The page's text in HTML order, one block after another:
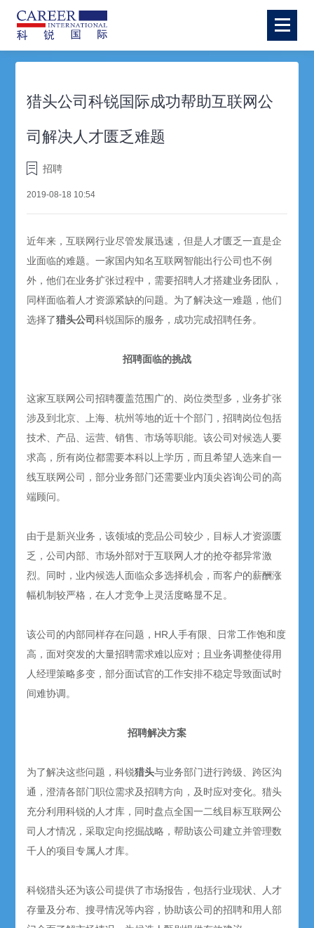
猎头公司科锐国际成功帮助互联网公
司解决人才匮乏难题
招聘
2019-08-18 10:54
近年来，互联网行业尽管发展迅速，但是人才匮乏一直是企
业面临的难题。一家国内知名互联网智能出行公司也不例
外，他们在业务扩张过程中，需要招聘人才搭建业务团队，
同样面临着人才资源紧缺的问题。为了解决这一难题，他们
选择了猎头公司科锐国际的服务，成功完成招聘任务。
招聘面临的挑战
这家互联网公司招聘覆盖范围广的、岗位类型多，业务扩张
涉及到北京、上海、杭州等地的近十个部门，招聘岗位包括
技术、产品、运营、销售、市场等职能。该公司对候选人要
求高，所有岗位都需要本科以上学历，而且希望人选来自一
线互联网公司，部分业务部门还需要业内顶尖咨询公司的高
端顾问。
由于是新兴业务，该领域的竞品公司较少，目标人才资源匮
乏，公司内部、市场外部对于互联网人才的抢夺都异常激
烈。同时，业内候选人面临众多选择机会，而客户的薪酬涨
幅机制较严格，在人才竞争上灵活度略显不足。
该公司的内部同样存在问题，HR人手有限、日常工作饱和度
高，面对突发的大量招聘需求难以应对；且业务调整使得用
人经理策略多变，部分面试官的工作安排不稳定导致面试时
间难协调。
招聘解决方案
为了解决这些问题，科锐猎头与业务部门进行跨级、跨区沟
通，澄清各部门职位需求及招聘方向，及时应对变化。猎头
充分利用科锐的人才库，同时盘点全国一二线目标互联网公
司人才情况，采取定向挖掘战略，帮助该公司建立并管理数
千人的项目专属人才库。
科锐猎头还为该公司提供了市场报告，包括行业现状、人才
存量及分布、搜寻情况等内容，协助该公司的招聘和用人部